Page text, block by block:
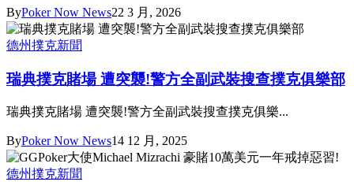
ByPoker Now News22 3 月, 2026
德州撲克新聞
瑞典撲克賭場 遭突襲!警方全副武裝搜查撲克俱樂部
瑞典撲克賭場 遭突襲!警方全副武裝搜查撲克俱樂...
ByPoker Now News14 12 月, 2025
德州撲克新聞